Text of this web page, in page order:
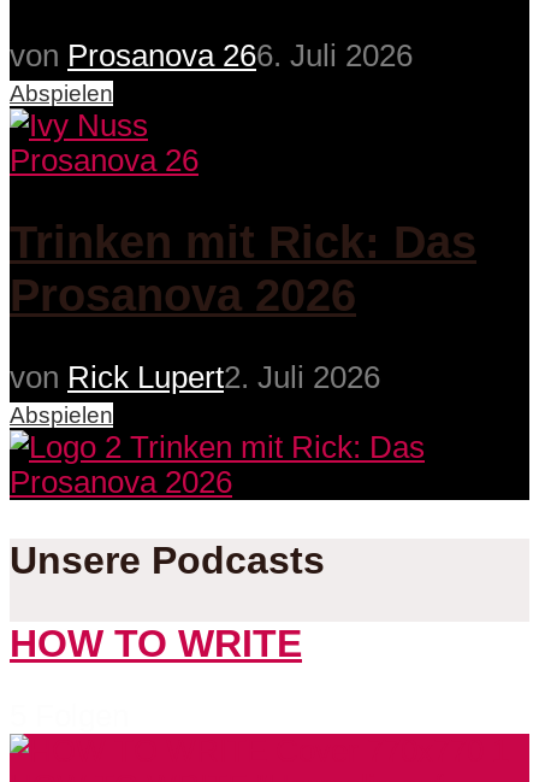
von Prosanova 266. Juli 2026
Abspielen
Prosanova 26
Trinken mit Rick: Das
Prosanova 2026
von Rick Lupert2. Juli 2026
Abspielen
Unsere Podcasts
HOW TO WRITE